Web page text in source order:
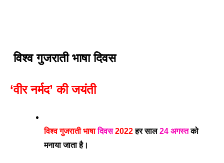
विश्व गुजराती भाषा दिवस
‘वीर नर्मद’ की जयंती
विश्व गुजराती भाषा दिवस 2022 हर साल 24 अगस्त को
मनाया जाता है।